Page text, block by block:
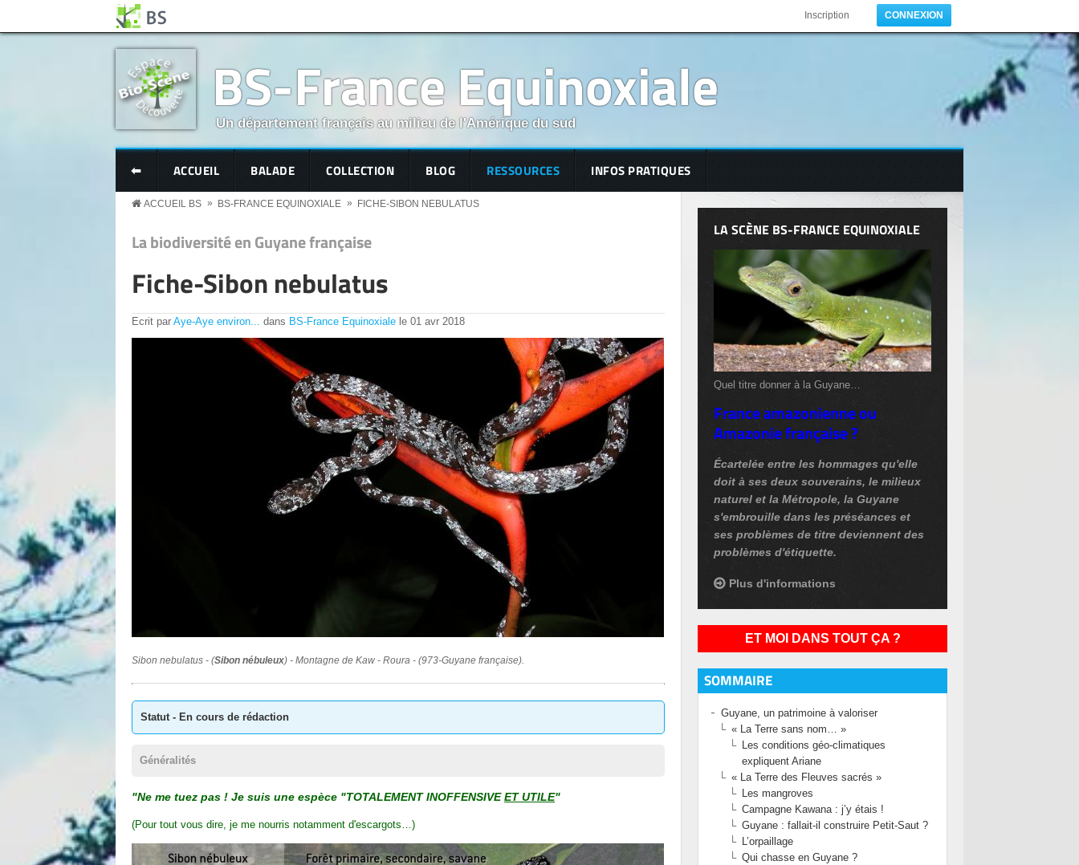
Aller au contenu principal
Inscription CONNEXION
BS-France Equinoxiale
Un département français au milieu de l'Amérique du sud
BS MENU
⬅ ACCUEIL BALADE COLLECTION BLOG RESSOURCES INFOS PRATIQUES
ACCUEIL BS » BS-FRANCE EQUINOXIALE » FICHE-SIBON NEBULATUS
La biodiversité en Guyane française
Fiche-Sibon nebulatus
Ecrit par Aye-Aye environ... dans BS-France Equinoxiale le 01 avr 2018
Sibon nebulatus - (Sibon nébuleux) - Montagne de Kaw - Roura - (973-Guyane française).
Statut - En cours de rédaction
Généralités
"Ne me tuez pas ! Je suis une espèce "TOTALEMENT INOFFENSIVEET UTILE"
(Pour tout vous dire, je me nourris notamment d'escargots…)
LA SCÈNE BS-FRANCE EQUINOXIALE
Quel titre donner à la Guyane…
France amazonienne ou
Amazonie française ?
Écartelée entre les hommages qu'elle
doit à ses deux souverains, le milieux
naturel et la Métropole, la Guyane
s'embrouille dans les préséances et
ses problèmes de titre deviennent des
problèmes d'étiquette.
Plus d'informations
ET MOI DANS TOUT ÇA ?
SOMMAIRE
Guyane, un patrimoine à valoriser
« La Terre sans nom… »
Les conditions géo-climatiques
expliquent Ariane
« La Terre des Fleuves sacrés »
Les mangroves
Campagne Kawana : j’y étais !
Guyane : fallait-il construire Petit-Saut ?
L’orpaillage
Qui chasse en Guyane ?
Panneau de gestion des cookies